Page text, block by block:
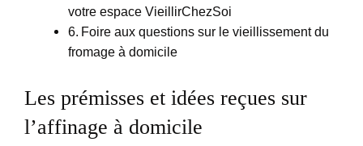
votre espace VieillirChezSoi
Foire aux questions sur le vieillissement du
fromage à domicile
Les prémisses et idées reçues sur
l’affinage à domicile